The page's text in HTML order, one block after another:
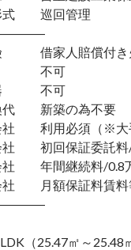
式 巡回管理
借家人賠償付き火
ト 不可
不可
代 新築の為不要
社 利用必須（※大手
社 初回保証委託料/
社 年間継続料/0.8
社 月額保証料賃料
（25.47㎡～25.48